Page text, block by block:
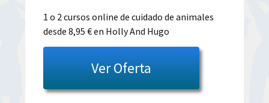
precio
original
era:
90.00€.
precio
actual
es:
39.00€.
1 o 2 cursos online de cuidado de animales
desde 8,95 € en Holly And Hugo
Ver Oferta